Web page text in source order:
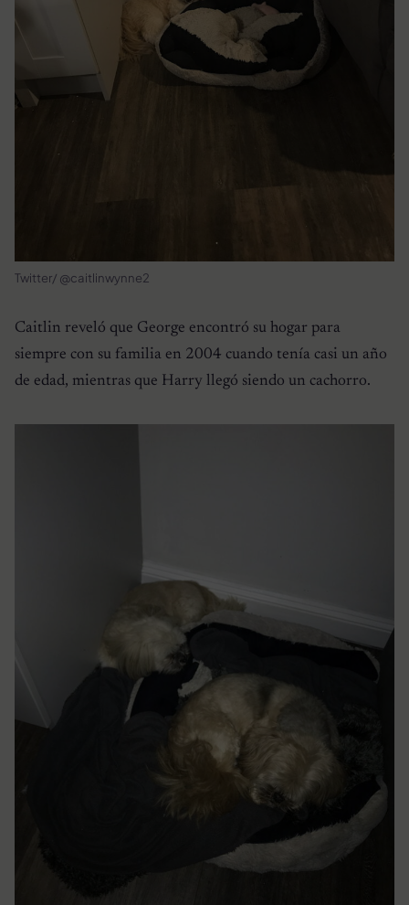
Twitter/ @caitlinwynne2
Caitlin reveló que George encontró su hogar para
siempre con su familia en 2004 cuando tenía casi un año
de edad, mientras que Harry llegó siendo un cachorro.